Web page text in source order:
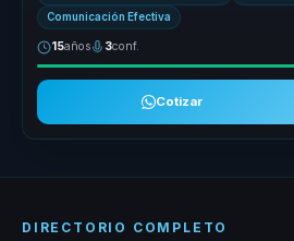
Comunicación Efectiva
15años 3conf.
Cotizar
DIRECTORIO COMPLETO